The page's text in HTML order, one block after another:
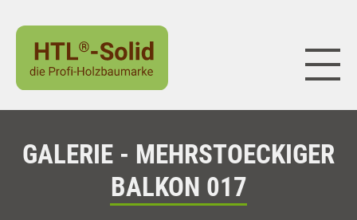
GALERIE - MEHRSTOECKIGER
BALKON 017